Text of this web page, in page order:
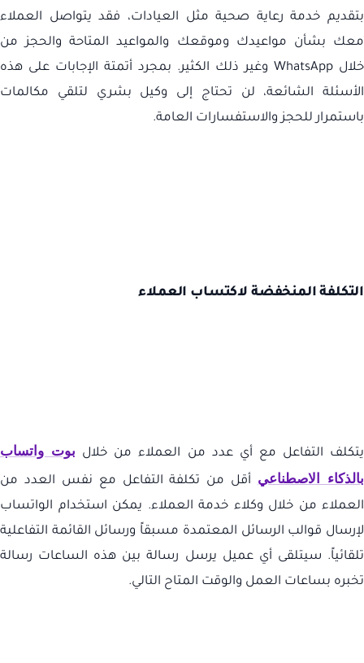
بتقديم خدمة رعاية صحية مثل العيادات، فقد يتواصل العملاء
معك بشأن مواعيدك وموقعك والمواعيد المتاحة والحجز من
خلال WhatsApp وغير ذلك الكثير. بمجرد أتمتة الإجابات على هذه
الأسئلة الشائعة، لن تحتاج إلى وكيل بشري لتلقي مكالمات
باستمرار للحجز والاستفسارات العامة.
التكلفة المنخفضة لاكتساب العملاء
يتكلف التفاعل مع أي عدد من العملاء من خلال بوت واتساب
بالذكاء الاصطناعيأقل من تكلفة التفاعل مع نفس العدد من
العملاء من خلال وكلاء خدمة العملاء. يمكن استخدام الواتساب
لإرسال قوالب الرسائل المعتمدة مسبقاً ورسائل القائمة التفاعلية
تلقائياً. سيتلقى أي عميل يرسل رسالة بين هذه الساعات رسالة
تخبره بساعات العمل والوقت المتاح التالي.